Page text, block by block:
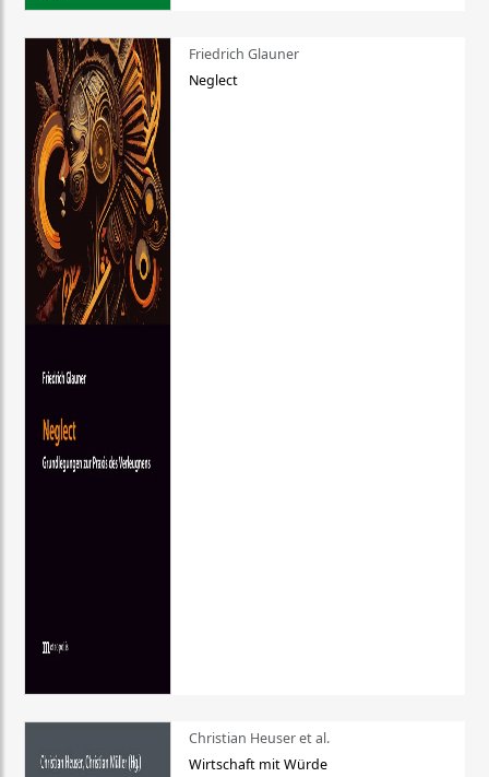
Friedrich Glauner
Neglect
Christian Heuser et al.
Wirtschaft mit Würde